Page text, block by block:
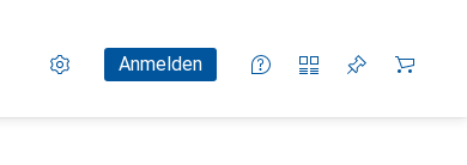
Einstellungen
KundenkontoAnmelden
Vergleichslisten
Merklisten
Warenkorb